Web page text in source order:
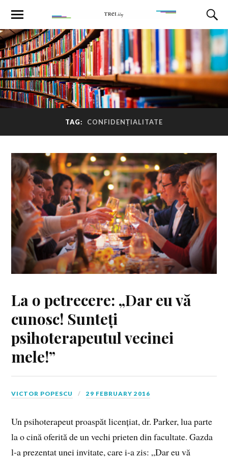
TAG: CONFIDENȚIALITATE
La o petrecere: „Dar eu vă
cunosc! Sunteți
psihoterapeutul vecinei
mele!”
VICTOR POPESCU 29 FEBRUARY 2016
Un psihoterapeut proaspăt licențiat, dr. Parker, lua parte
la o cină oferită de un vechi prieten din facultate. Gazda
l‑a prezentat unei invitate, care i‑a zis: „Dar eu vă